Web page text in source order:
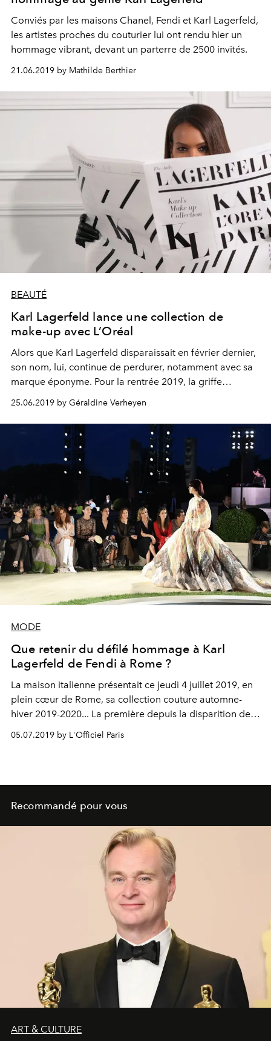
Conviés par les maisons Chanel, Fendi et Karl Lagerfeld,
les artistes proches du couturier lui ont rendu hier un
hommage vibrant, devant un parterre de 2500 invités.
21.06.2019 by Mathilde Berthier
BEAUTÉ
Karl Lagerfeld lance une collection de
make-up avec L’Oréal
Alors que Karl Lagerfeld disparaissait en février dernier,
son nom, lui, continue de perdurer, notamment avec sa
marque éponyme. Pour la rentrée 2019, la griffe
s’associe ainsi à L’Oréal à l’occasion d’une collection
make-up rock, à l’image du Kaiser.
25.06.2019 by Géraldine Verheyen
MODE
Que retenir du défilé hommage à Karl
Lagerfeld de Fendi à Rome ?
La maison italienne présentait ce jeudi 4 juillet 2019, en
plein cœur de Rome, sa collection couture automne-
hiver 2019-2020... La première depuis la disparition de
Karl Lagerfeld.
05.07.2019 by L'Officiel Paris
Recommandé pour vous
ART & CULTURE